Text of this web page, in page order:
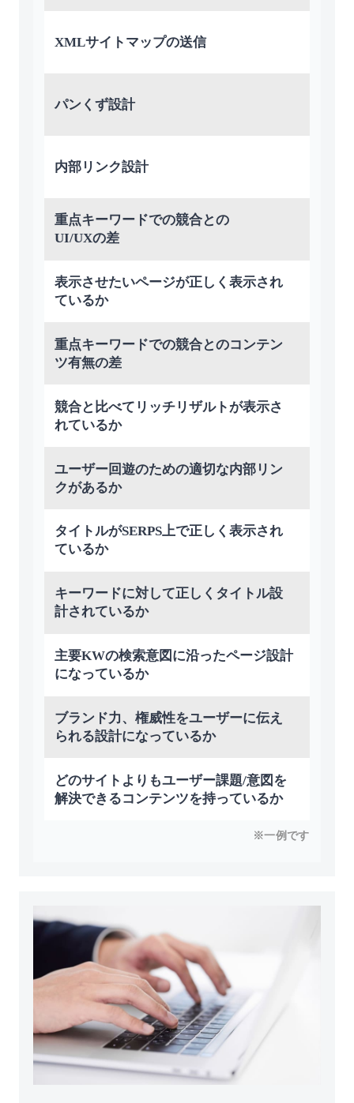
XMLサイトマップの送信
パンくず設計
内部リンク設計
重点キーワードでの競合との
UI/UXの差
表⽰させたいページが正しく表⽰され
ているか
重点キーワードでの競合とのコンテン
ツ有無の差
競合と⽐べてリッチリザルトが表⽰さ
れているか
ユーザー回遊のための適切な内部リン
クがあるか
タイトルがSERPS上で正しく表⽰され
ているか
キーワードに対して正しくタイトル設
計されているか
主要KWの検索意図に沿ったページ設計
になっているか
ブランド⼒、権威性をユーザーに伝え
られる設計になっているか
どのサイトよりもユーザー課題/意図を
解決できるコンテンツを持っているか
※一例です